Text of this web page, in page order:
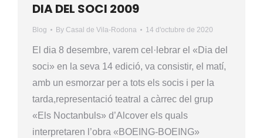
DIA DEL SOCI 2009
Blog By Casal de Vila-Rodona 14 d'octubre de 2020
El dia 8 desembre, varem cel·lebrar el «Dia del
soci» en la seva 14 edició, va consistir, el matí,
amb un esmorzar per a tots els socis i per la
tarda,representació teatral a càrrec del grup
«Els Noctanbuls» d’Alcover els quals
interpretaren l’obra «BOEING-BOEING»